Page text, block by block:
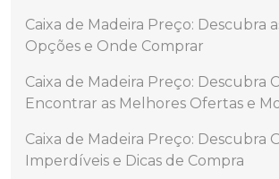
Caixa de Madeira Preço: Descubra
Opções e Onde Comprar
Caixa de Madeira Preço: Descubra
Encontrar as Melhores Ofertas e
Caixa de Madeira Preço: Descubra
Imperdíveis e Dicas de Compra